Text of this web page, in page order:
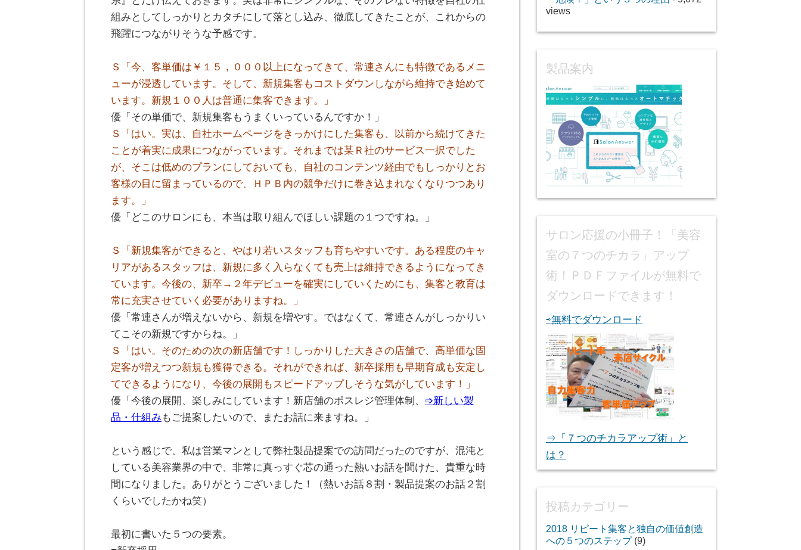
組みとしてしっかりとカタチにして落とし込み、徹底してきたことが、これからの
飛躍につながりそうな予感です。
Ｓ「今、客単価は￥１５，０００以上になってきて、常連さんにも特徴であるメニ
ューが浸透しています。そして、新規集客もコストダウンしながら維持でき始めて
います。新規１００人は普通に集客できます。」
優「その単価で、新規集客もうまくいっているんですか！」
Ｓ「はい。実は、自社ホームページをきっかけにした集客も、以前から続けてきた
ことが着実に成果につながっています。それまでは某Ｒ社のサービス一択でした
が、そこは低めのプランにしておいても、自社のコンテンツ経由でもしっかりとお
客様の目に留まっているので、ＨＰＢ内の競争だけに巻き込まれなくなりつつあり
ます。」
優「どこのサロンにも、本当は取り組んでほしい課題の１つですね。」
Ｓ「新規集客ができると、やはり若いスタッフも育ちやすいです。ある程度のキャ
リアがあるスタッフは、新規に多く入らなくても売上は維持できるようになってき
ています。今後の、新卒→２年デビューを確実にしていくためにも、集客と教育は
常に充実させていく必要がありますね。」
優「常連さんが増えないから、新規を増やす。ではなくて、常連さんがしっかりい
てこその新規ですからね。」
Ｓ「はい。そのための次の新店舗です！しっかりした大きさの店舗で、高単価な固
定客が増えつつ新規も獲得できる。それができれば、新卒採用も早期育成も安定し
てできるようになり、今後の展開もスピードアップしそうな気がしています！」
優「今後の展開、楽しみにしています！新店舗のポスレジ管理体制、 ➩新しい製
品・仕組み もご提案したいので、またお話に来ますね。」
という感じで、私は営業マンとして弊社製品提案での訪問だったのですが、混沌と
している美容業界の中で、非常に真っすぐ芯の通った熱いお話を聞けた、貴重な時
間になりました。ありがとうございました！（熱いお話８割・製品提案のお話２割
くらいでしたかね笑）
最初に書いた５つの要素。
views
製品案内
サロン応援の小冊子！「美容
室の７つのチカラ」アップ
術！ＰＤＦファイルが無料で
ダウンロードできます！
⇨無料でダウンロード
⇒「７つのチカラアップ術」と
は？
投稿カテゴリー
2018 リピート集客と独自の価値創造
への５つのステップ(9)